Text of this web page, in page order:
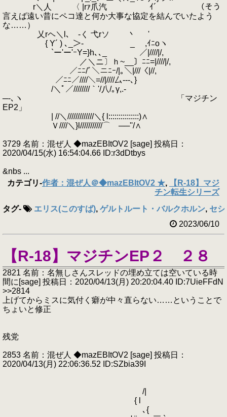
r＼人 〈 |rｧ爪汽 ｲ´ （そう
言えば遠い昔にペコ達と何か大事な協定を結んでいたよう
な……）
乂rヘ＼l､ -く 弋rソ 丶 '
{ Y´ ) ､_＞- ゝ _ ,ｲﾆoヽ
`ー'ー'ｰY=}h､､_ ／|////|/,
／＼ニ〕ｈ~__〕ﾆﾆ=|////|/,
／ﾆﾆ/ﾞ＼ニﾆｰ/|｡＼|///〈|//,
／ﾆﾆ／////＼=//|////厶---､}
/＼ﾟ／////////｀'/八/｡γ,.-
─-､ヽ 「マジチン
EP2」
| //＼/////////////＼{ l:::::::::::::::)∧
Ｖ////＼}l///////////⌒ゝ──''/∧
3729 名前：混ぜ人 ◆mazEBItOV2 [sage] 投稿日：
2020/04/15(水) 16:54:04.66 ID:r3dDtbys
&nbs ...
カテゴリ-作者：混ぜ人＠◆mazEBItOV2 ★,
【R-18】マジ
チン転生シリーズ
タグ- エリス(このすば), ゲルトルート・バルクホルン, セ
2023/06/10
【R-18】マジチンEP２ ２８
2821 名前：名無しさんスレッドの埋め立ては空いている時
間に[sage] 投稿日：2020/04/13(月) 20:20:04.40 ID:7UieFFdN
>>2814
上げてからミスに気付く癖が中々直らない……ということで
ちょいと修正
残党
2853 名前：混ぜ人 ◆mazEBItOV2 [sage] 投稿日：
2020/04/13(月) 22:06:36.52 ID:SZbia39I
/|
{ l
､{